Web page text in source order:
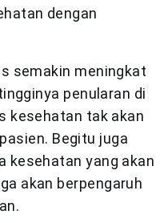
dengan
semakin meningkat
penularan di
kesehatan tak akan
Begitu juga
kesehatan yang akan
akan berpengaruh